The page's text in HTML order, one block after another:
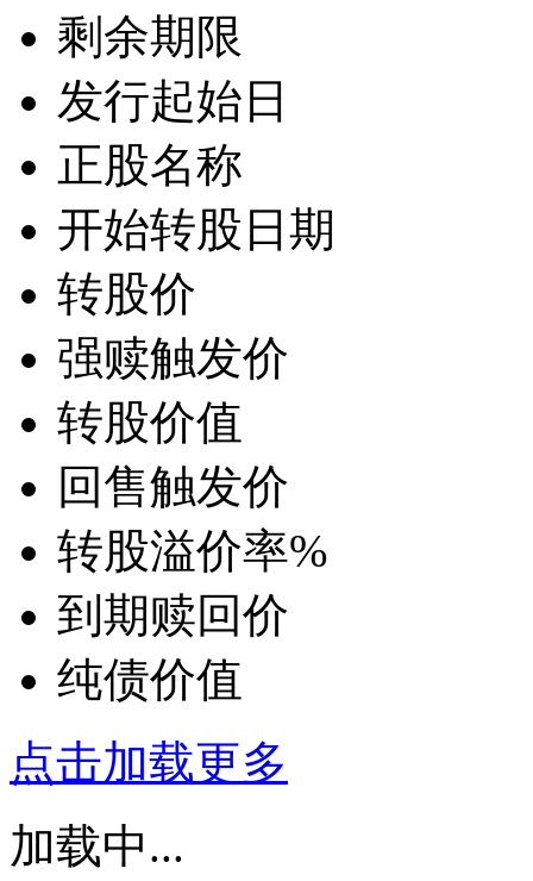
剩余期限
发行起始日
正股名称
开始转股日期
转股价
强赎触发价
转股价值
回售触发价
转股溢价率%
到期赎回价
纯债价值
点击加载更多
加载中...